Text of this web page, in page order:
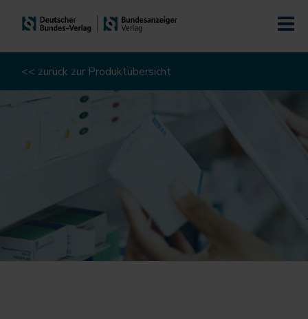
<< zurück zur Produktübersicht